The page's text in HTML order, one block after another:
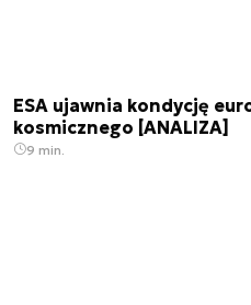
ESA ujawnia kondycję
kosmicznego [ANALIZA]
9 min.